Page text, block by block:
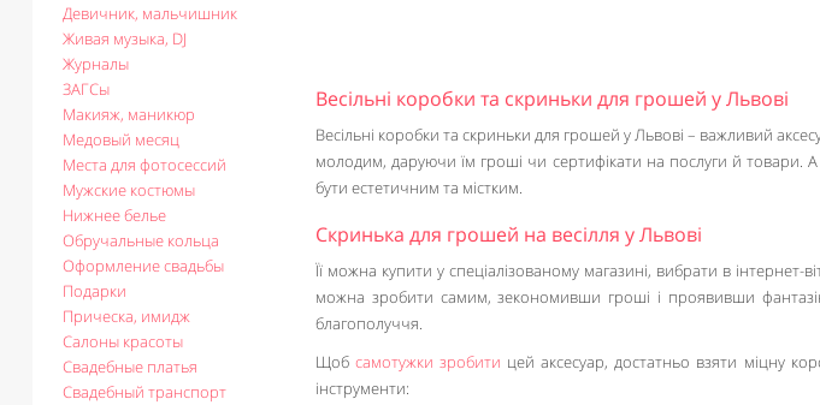
Девичник, мальчишник
Живая музыка, DJ
Журналы
ЗАГСы
Макияж, маникюр
Медовый месяц
Места для фотосессий
Мужские костюмы
Нижнее белье
Обручальные кольца
Оформление свадьбы
Подарки
Прическа, имидж
Салоны красоты
Свадебные платья
Свадебный транспорт
Весільні коробки та скриньки для грошей у Львові
Весільні коробки та скриньки для грошей у Львові – важливий
молодим, даруючи їм гроші чи сертифікати на послуги й товари.
бути естетичним та містким.
Скринька для грошей на весілля у Львові
Її можна купити у спеціалізованому магазині, вибрати в
можна зробити самим, зекономивши гроші і проявивши
благополуччя.
Щобсамотужки зробити цей аксесуар, достатньо взяти міцну
інструменти: